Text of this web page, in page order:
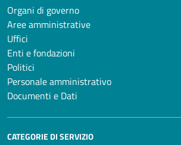
Organi di governo
Aree amministrative
Uffici
Enti e fondazioni
Politici
Personale amministrativo
Documenti e Dati
CATEGORIE DI SERVIZIO